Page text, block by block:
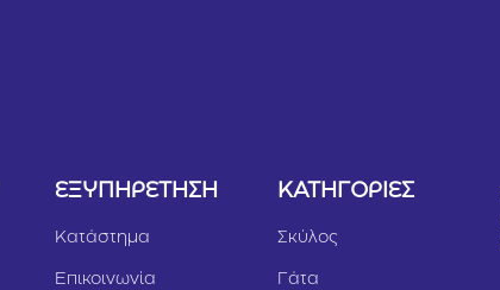
ΕΞΥΠΗΡΕΤΗΣΗ
Κατάστημα
Επικοινωνία
ΚΑΤΗΓΟΡΙΕΣ
Σκύλος
Γάτα